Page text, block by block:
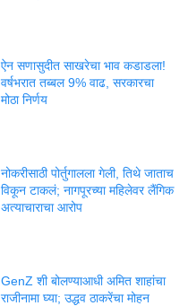
ऐन सणासुदीत साखरेचा भाव कडाडला!
वर्षभरात तब्बल 9% वाढ, सरकारचा
मोठा निर्णय
नोकरीसाठी पोर्तुगालला गेली, तिथे जाताच
विकून टाकलं; नागपूरच्या महिलेवर लैंगिक
अत्याचाराचा आरोप
GenZ शी बोलण्याआधी अमित शाहांचा
राजीनामा घ्या; उद्धव ठाकरेंचा मोहन